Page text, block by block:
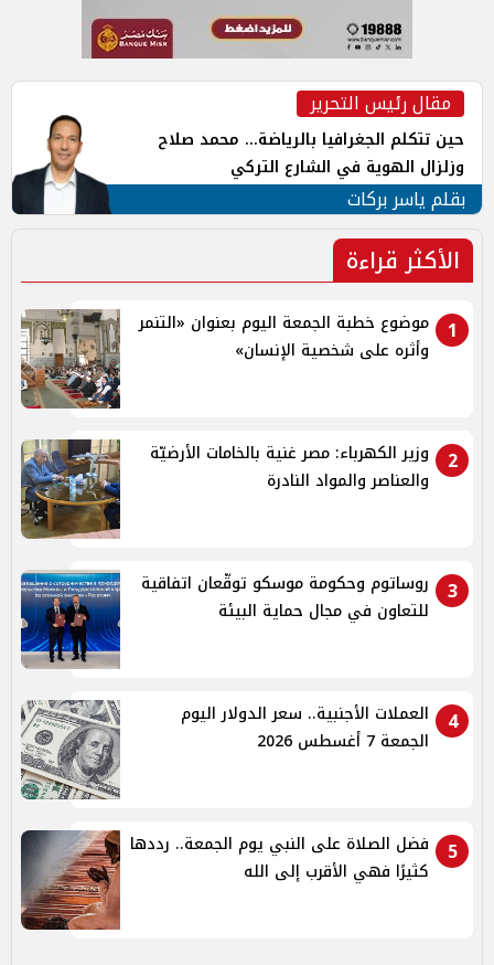
مقال رئيس التحرير
حين تتكلم الجغرافيا بالرياضة... محمد صلاح
وزلزال الهوية في الشارع التركي
بقلم ياسر بركات
الأكثر قراءة
1
موضوع خطبة الجمعة اليوم بعنوان «التنمر
وأثره على شخصية الإنسان»
2
وزير الكهرباء: مصر غنية بالخامات الأرضيّة
والعناصر والمواد النادرة
3
روساتوم وحكومة موسكو توقّعان اتفاقية
للتعاون في مجال حماية البيئة
4
العملات الأجنبية.. سعر الدولار اليوم
الجمعة 7 أغسطس 2026
5
فضل الصلاة على النبي يوم الجمعة.. رددها
كثيرًا فهي الأقرب إلى الله